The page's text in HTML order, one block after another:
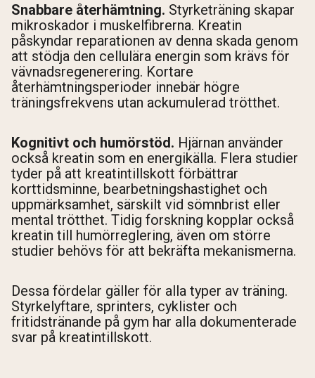
Snabbare återhämtning. Styrketräning skapar
mikroskador i muskelfibrerna. Kreatin
påskyndar reparationen av denna skada genom
att stödja den cellulära energin som krävs för
vävnadsregenerering. Kortare
återhämtningsperioder innebär högre
träningsfrekvens utan ackumulerad trötthet.
Kognitivt och humörstöd. Hjärnan använder
också kreatin som en energikälla. Flera studier
tyder på att kreatintillskott förbättrar
korttidsminne, bearbetningshastighet och
uppmärksamhet, särskilt vid sömnbrist eller
mental trötthet. Tidig forskning kopplar också
kreatin till humörreglering, även om större
studier behövs för att bekräfta mekanismerna.
Dessa fördelar gäller för alla typer av träning.
Styrkelyftare, sprinters, cyklister och
fritidstränande på gym har alla dokumenterade
svar på kreatintillskott.